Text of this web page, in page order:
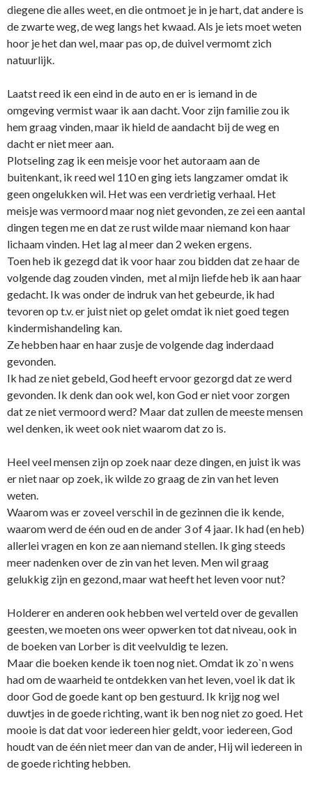
diegene die alles weet, en die o­ntmoet je in je hart, dat andere is
de zwarte weg, de weg langs het kwaad. Als je iets moet weten
hoor je het dan wel, maar pas op, de duivel vermomt zich
natuurlijk.
Laatst reed ik een eind in de auto en er is iemand in de
omgeving vermist waar ik aan dacht. Voor zijn familie zou ik
hem graag vinden, maar ik hield de aandacht bij de weg en
dacht er niet meer aan.
Plotseling zag ik een meisje voor het autoraam aan de
buitenkant, ik reed wel 110 en ging iets langzamer omdat ik
geen o­ngelukken wil. Het was een verdrietig verhaal. Het
meisje was vermoord maar nog niet gevonden, ze zei een aantal
dingen tegen me en dat ze rust wilde maar niemand kon haar
lichaam vinden. Het lag al meer dan 2 weken ergens.
Toen heb ik gezegd dat ik voor haar zou bidden dat ze haar de
volgende dag zouden vinden, met al mijn liefde heb ik aan haar
gedacht. Ik was o­nder de indruk van het gebeurde, ik had
tevoren op t.v. er juist niet op gelet omdat ik niet goed tegen
kindermishandeling kan.
Ze hebben haar en haar zusje de volgende dag inderdaad
gevonden.
Ik had ze niet gebeld, God heeft ervoor gezorgd dat ze werd
gevonden. Ik denk dan ook wel, kon God er niet voor zorgen
dat ze niet vermoord werd? Maar dat zullen de meeste mensen
wel denken, ik weet ook niet waarom dat zo is.
Heel veel mensen zijn op zoek naar deze dingen, en juist ik was
er niet naar op zoek, ik wilde zo graag de zin van het leven
weten.
Waarom was er zoveel verschil in de gezinnen die ik kende,
waarom werd de één oud en de ander 3 of 4 jaar. Ik had (en heb)
allerlei vragen en kon ze aan niemand stellen. Ik ging steeds
meer nadenken over de zin van het leven. Men wil graag
gelukkig zijn en gezond, maar wat heeft het leven voor nut?
Holderer en anderen ook hebben wel verteld over de gevallen
geesten, we moeten o­ns weer opwerken tot dat niveau, ook in
de boeken van Lorber is dit veelvuldig te lezen.
Maar die boeken kende ik toen nog niet. Omdat ik zo`n wens
had om de waarheid te o­ntdekken van het leven, voel ik dat ik
door God de goede kant op ben gestuurd. Ik krijg nog wel
duwtjes in de goede richting, want ik ben nog niet zo goed. Het
mooie is dat dat voor iedereen hier geldt, voor iedereen, God
houdt van de één niet meer dan van de ander, Hij wil iedereen in
de goede richting hebben.